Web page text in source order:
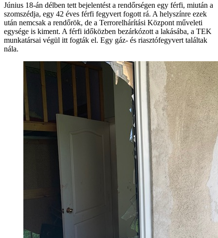
Június 18-án délben tett bejelentést a rendőrségen egy férfi, miután a
szomszédja, egy 42 éves férfi fegyvert fogott rá. A helyszínre ezek
után nemcsak a rendőrök, de a Terrorelhárítási Központ műveleti
egysége is kiment. A férfi időközben bezárkózott a lakásába, a TEK
munkatársai végül itt fogták el. Egy gáz- és riasztófegyvert találtak
nála.